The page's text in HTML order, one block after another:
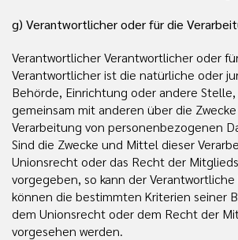
g) Verantwortlicher oder für die
Verantwortlicher Verantwortlicher oder
Verantwortlicher ist die natürliche oder
Behörde, Einrichtung oder andere
gemeinsam mit anderen über die
Verarbeitung von personenbezogenen
Sind die Zwecke und Mittel dieser
Unionsrecht oder das Recht der
vorgegeben, so kann der
können die bestimmten Kriterien seiner
dem Unionsrecht oder dem Recht der
vorgesehen werden.